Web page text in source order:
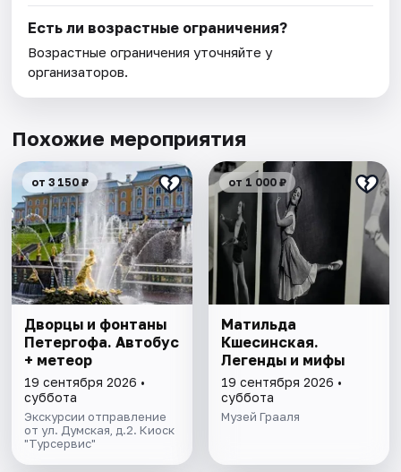
Есть ли возрастные ограничения?
Возрастные ограничения уточняйте у
организаторов.
Похожие мероприятия
от 3 150 ₽
Дворцы и фонтаны
Петергофа. Автобус
+ метеор
19 сентября 2026 •
суббота
Экскурсии отправление
от ул. Думская, д.2. Киоск
"Турсервис"
от 1 000 ₽
Матильда
Кшесинская.
Легенды и мифы
19 сентября 2026 •
суббота
Музей Грааля